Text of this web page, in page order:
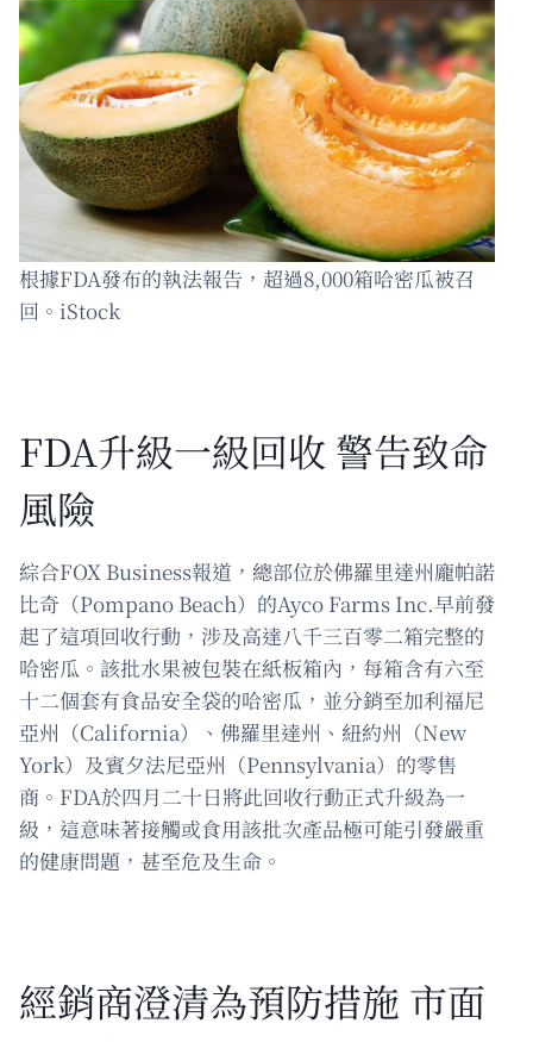
根據FDA發布的執法報告，超過8,000箱哈密瓜被召
回。iStock
FDA升級一級回收 警告致命
風險
綜合FOX Business報道，總部位於佛羅里達州龐帕諾
比奇（Pompano Beach）的Ayco Farms Inc.早前發
起了這項回收行動，涉及高達八千三百零二箱完整的
哈密瓜。該批水果被包裝在紙板箱內，每箱含有六至
十二個套有食品安全袋的哈密瓜，並分銷至加利福尼
亞州（California）、佛羅里達州、紐約州（New
York）及賓夕法尼亞州（Pennsylvania）的零售
商。FDA於四月二十日將此回收行動正式升級為一
級，這意味著接觸或食用該批次產品極可能引發嚴重
的健康問題，甚至危及生命。
經銷商澄清為預防措施 市面